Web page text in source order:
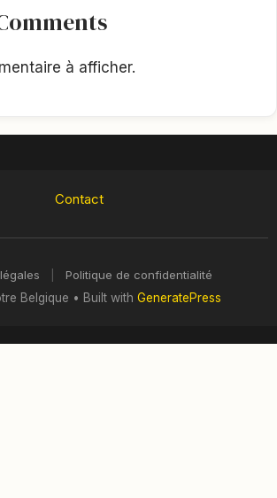
à afficher.
Contact
Politique de confidentialité
Belgique • Built with GeneratePress